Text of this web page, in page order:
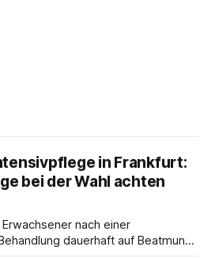
in Frankfurt:
bei der Wahl achten
nach einer
dauerhaft auf Beatmung